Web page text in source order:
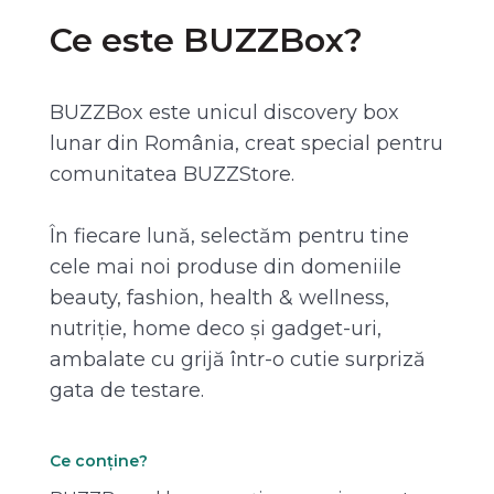
Ce este BUZZBox?
BUZZBox este unicul discovery box
lunar din România, creat special pentru
comunitatea BUZZStore.
În fiecare lună, selectăm pentru tine
cele mai noi produse din domeniile
beauty, fashion, health & wellness,
nutriție, home deco și gadget-uri,
ambalate cu grijă într-o cutie surpriză
gata de testare.
Ce conține?